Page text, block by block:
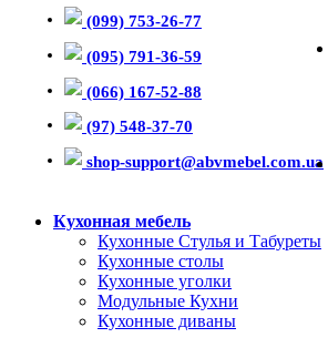
(099) 753-26-77
(095) 791-36-59
(066) 167-52-88
(97) 548-37-70
shop-support@abvmebel.com.ua
Кухонная мебель
Кухонные Стулья и Табуреты
Кухонные столы
Кухонные уголки
Модульные Кухни
Кухонные диваны